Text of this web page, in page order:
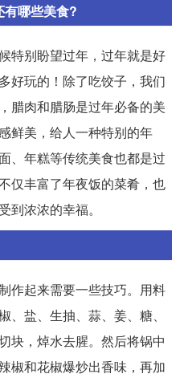
有哪些美食?
特别盼望过年，过年就是好
好玩的！除了吃饺子，我们
腊肉和腊肠是过年必备的美
鲜美，给人一种特别的年
、年糕等传统美食也都是过
仅丰富了年夜饭的菜肴，也
到浓浓的幸福。
作起来需要一些技巧。用料
、盐、生抽、蒜、姜、糖、
块，焯水去腥。然后将锅中
椒和花椒爆炒出香味，再加